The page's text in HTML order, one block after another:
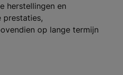
herstellingen en
prestaties,
op lange termijn